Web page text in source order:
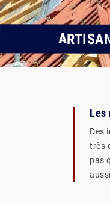
Les
Des
très
pas